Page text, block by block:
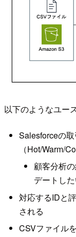
以下のようなユー
Salesforceの
（Hot/Warm/
顧客分析
デートし
対応するIDと
される
CSVファイル